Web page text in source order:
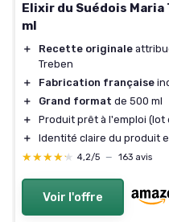
Elixir du Suédois Maria
ml
＋ Recette originale
Treben
＋
Fabrication française
＋
Grand format de 500 ml
＋
Produit prêt à l'emploi (lot
＋
Identité claire du produit
★★★★★
★★★★★ 4,2/5 — 163 avis
Voir l'offre